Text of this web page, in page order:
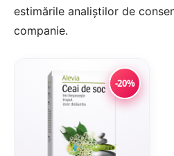
estimările analiștilor de
companie.
-20%